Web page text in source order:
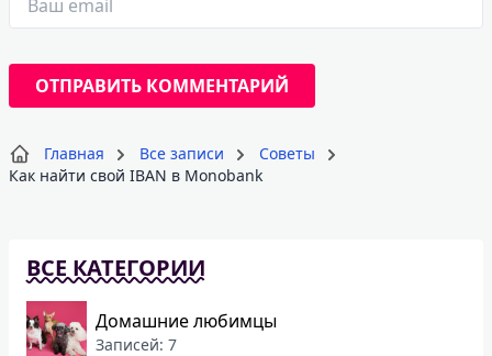
Главная Все записи
Советы
Как найти свой IBAN в Monobank
ВСЕ КАТЕГОРИИ
Домашние любимцы
Записей: 7